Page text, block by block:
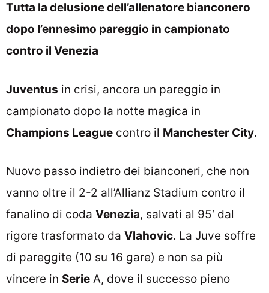
Tutta la delusione dell’allenatore bianconero
dopo l’ennesimo pareggio in campionato
contro il Venezia
Juventus in crisi, ancora un pareggio in
campionato dopo la notte magica in
Champions League contro il Manchester City.
Nuovo passo indietro dei bianconeri, che non
vanno oltre il 2-2 all’Allianz Stadium contro il
fanalino di coda Venezia, salvati al 95′ dal
rigore trasformato da Vlahovic. La Juve soffre
di pareggite (10 su 16 gare) e non sa più
vincere in Serie A, dove il successo pieno